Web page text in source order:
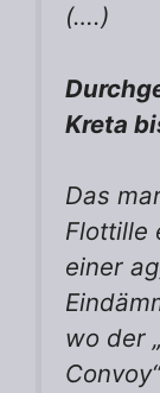
(….)
Kreta
Das
Flottille
einer
wo der